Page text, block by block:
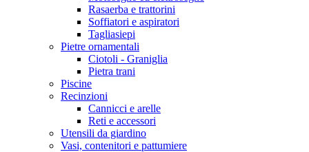
Rasaerba e trattorini
Soffiatori e aspiratori
Tagliasiepi
Pietre ornamentali
Ciotoli - Graniglia
Pietra trani
Piscine
Recinzioni
Cannicci e arelle
Reti e accessori
Utensili da giardino
Vasi, contenitori e pattumiere